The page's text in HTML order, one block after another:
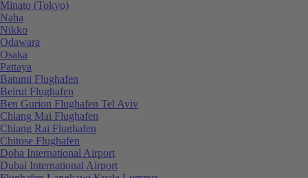
Minato (Tokyo)
Naha
Nikko
Odawara
Osaka
Pattaya
Batumi Flughafen
Beirut Flughafen
Ben Gurion Flughafen Tel Aviv
Chiang Mai Flughafen
Chiang Rai Flughafen
Chitose Flughafen
Doha International Airport
Dubai International Airport